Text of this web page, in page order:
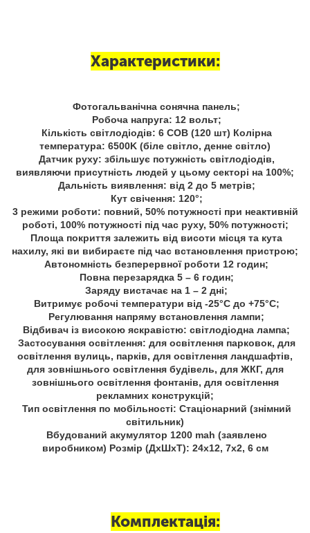
Характеристики:
Фотогальванічна сонячна панель;
Робоча напруга: 12 вольт;
Кількість світлодіодів: 6 СОВ (120 шт) Колірна
температура: 6500K (біле світло, денне світло)
Датчик руху: збільшує потужність світлодіодів,
виявляючи присутність людей у цьому секторі на 100%;
Дальність виявлення: від 2 до 5 метрів;
Кут свічення: 120°;
3 режими роботи: повний, 50% потужності при неактивній
роботі, 100% потужності під час руху, 50% потужності;
Площа покриття залежить від висоти місця та кута
нахилу, які ви вибираєте під час встановлення пристрою;
Автономність безперервної роботи 12 годин;
Повна перезарядка 5 – 6 годин;
Заряду вистачає на 1 – 2 дні;
Витримує робочі температури від -25°C до +75°C;
Регулювання напряму встановлення лампи;
Відбивач із високою яскравістю: світлодіодна лампа;
Застосування освітлення: для освітлення парковок, для
освітлення вулиць, парків, для освітлення ландшафтів,
для зовнішнього освітлення будівель, для ЖКГ, для
зовнішнього освітлення фонтанів, для освітлення
рекламних конструкцій;
Тип освітлення по мобільності: Стаціонарний (знімний
світильник)
Вбудований акумулятор 1200 mah (заявлено
виробником) Розмір (ДхШхТ): 24х12, 7х2, 6 см
Комплектація: